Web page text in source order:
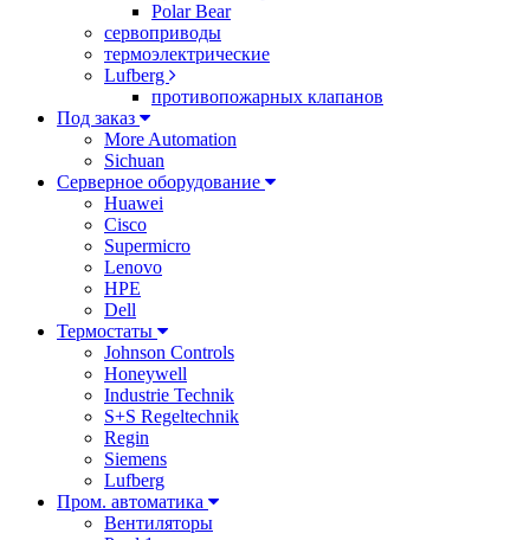
Polar Bear
сервоприводы
термоэлектрические
Lufberg
противопожарных клапанов
Под заказ
More Automation
Sichuan
Серверное оборудование
Huawei
Cisco
Supermicro
Lenovo
HPE
Dell
Термостаты
Johnson Controls
Honeywell
Industrie Technik
S+S Regeltechnik
Regin
Siemens
Lufberg
Пром. автоматика
Вентиляторы